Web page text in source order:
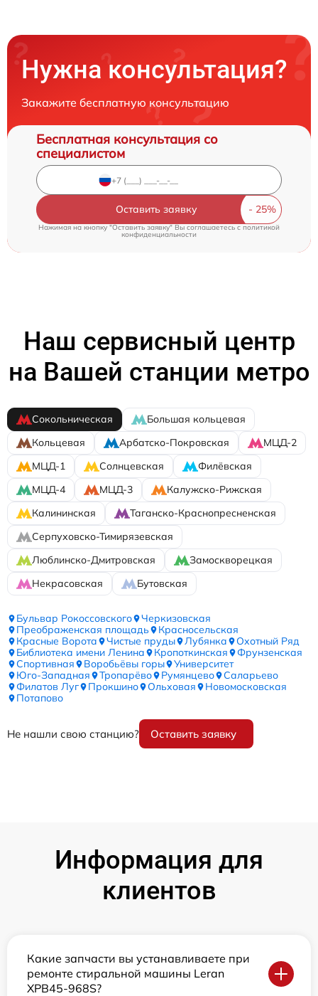
Нужна консультация?
Закажите бесплатную консультацию
Бесплатная консультация со
специалистом
Оставить заявку
Нажимая на кнопку "Оставить заявку" Вы соглашаетесь cполитикой
конфиденциальности
Наш сервисный центр
на Вашей станции метро
Сокольническая
Большая кольцевая
Кольцевая
Арбатско-Покровская
МЦД-2
МЦД-1
Солнцевская
Филёвская
МЦД-4
МЦД-3
Калужско-Рижская
Калининская
Таганско-Краснопресненская
Серпуховско-Тимирязевская
Люблинско-Дмитровская
Замоскворецкая
Некрасовская
Бутовская
Бульвар Рокоссовского
Черкизовская
Преображенская площадь
Красносельская
Красные Ворота
Чистые пруды Лубянка
Охотный Ряд
Библиотека имени Ленина
Кропоткинская
Фрунзенская
Спортивная
Воробьёвы горы
Университет
Юго-Западная
Тропарёво Румянцево
Саларьево
Филатов Луг
Прокшино Ольховая
Новомосковская
Потапово
Не нашли свою станцию? Оставить заявку
Информация для
клиентов
Какие запчасти вы устанавливаете при
ремонте стиральной машины Leran
XPB45-968S?